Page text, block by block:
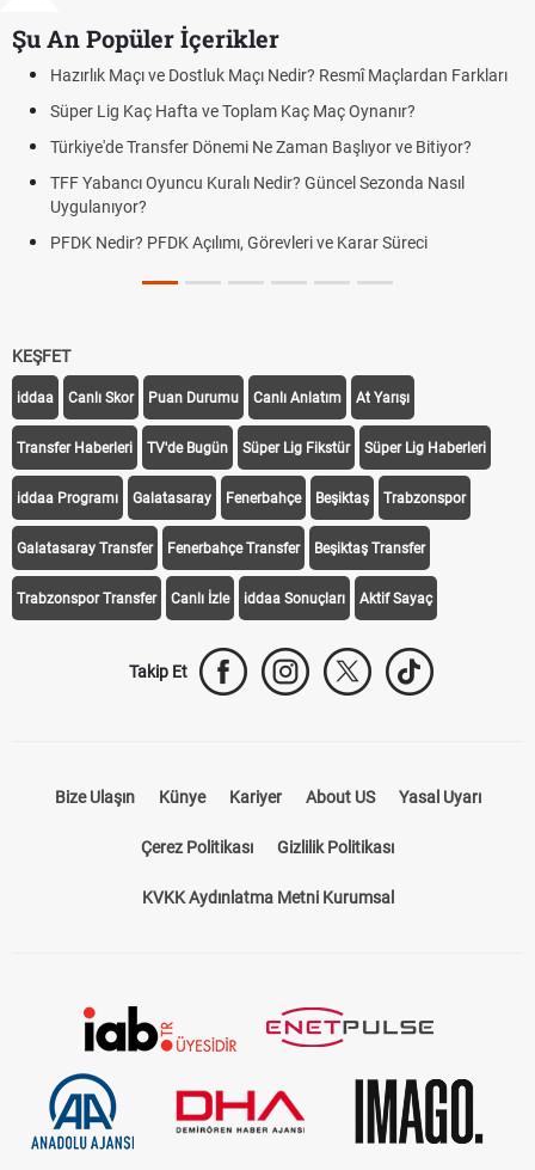
Şu An Popüler İçerikler
Hazırlık Maçı ve Dostluk Maçı Nedir? Resmî Maçlardan Farkları
Süper Lig Kaç Hafta ve Toplam Kaç Maç Oynanır?
Türkiye'de Transfer Dönemi Ne Zaman Başlıyor ve Bitiyor?
TFF Yabancı Oyuncu Kuralı Nedir? Güncel Sezonda Nasıl
Uygulanıyor?
PFDK Nedir? PFDK Açılımı, Görevleri ve Karar Süreci
KEŞFET
iddaa Canlı Skor Puan Durumu Canlı Anlatım At Yarışı
Transfer Haberleri TV'de Bugün Süper Lig Fikstür Süper Lig Haberleri
iddaa Programı Galatasaray Fenerbahçe Beşiktaş Trabzonspor
Galatasaray Transfer Fenerbahçe Transfer Beşiktaş Transfer
Trabzonspor Transfer Canlı İzle iddaa Sonuçları Aktif Sayaç